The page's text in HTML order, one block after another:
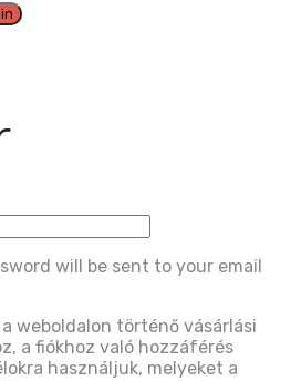
will be sent to your email
weboldalon történő vásárlási
a fiókhoz való hozzáférés
használjuk, melyeket a